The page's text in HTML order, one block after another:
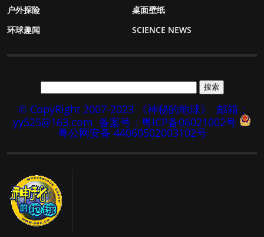
户外探险
桌面壁纸
环球趣闻
SCIENCE NEWS
© CopyRight 2007-2023 《神秘的地球》
邮箱：
yy525@163.com 备案号：粤ICP备06021002号
粤公网安备 44060502003102号